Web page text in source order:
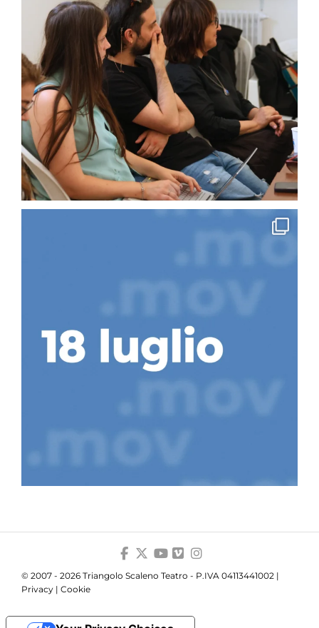
© 2007 - 2026 Triangolo Scaleno Teatro - P.IVA 04113441002 |
Privacy | Cookie